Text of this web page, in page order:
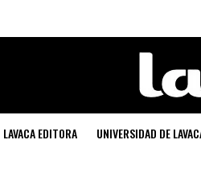
LAVACA EDITORA UNIVERSIDAD DE